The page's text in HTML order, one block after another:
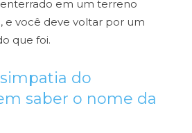
em um terreno
e você deve voltar por um
que foi.
do
saber o nome da